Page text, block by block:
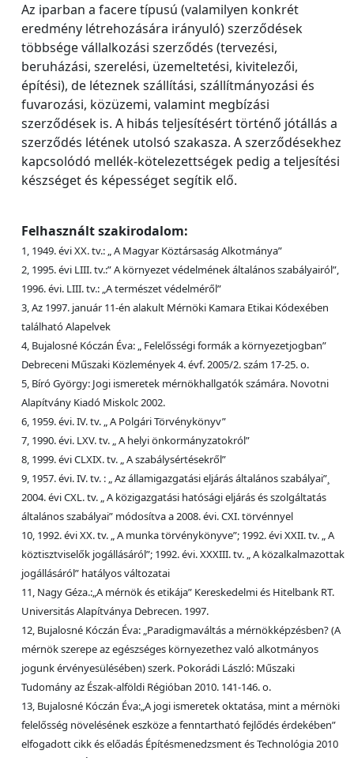
Az iparban a facere típusú (valamilyen konkrét
eredmény létrehozására irányuló) szerződések
többsége vállalkozási szerződés (tervezési,
beruházási, szerelési, üzemeltetési, kivitelezői,
építési), de léteznek szállítási, szállítmányozási és
fuvarozási, közüzemi, valamint megbízási
szerződések is. A hibás teljesítésért történő jótállás a
szerződés létének utolsó szakasza. A szerződésekhez
kapcsolódó mellék-kötelezettségek pedig a teljesítési
készséget és képességet segítik elő.
Felhasznált szakirodalom:
1, 1949. évi XX. tv.: „ A Magyar Köztársaság Alkotmánya”
2, 1995. évi LIII. tv.:” A környezet védelmének általános szabályairól”,
1996. évi. LIII. tv.: „A természet védelméről”
3, Az 1997. január 11-én alakult Mérnöki Kamara Etikai Kódexében
található Alapelvek
4, Bujalosné Kóczán Éva: „ Felelősségi formák a környezetjogban”
Debreceni Műszaki Közlemények 4. évf. 2005/2. szám 17-25. o.
5, Bíró György: Jogi ismeretek mérnökhallgatók számára. Novotni
Alapítvány Kiadó Miskolc 2002.
6, 1959. évi. IV. tv. „ A Polgári Törvénykönyv”
7, 1990. évi. LXV. tv. „ A helyi önkormányzatokról”
8, 1999. évi CLXIX. tv. „ A szabálysértésekről”
9, 1957. évi. IV. tv. : „ Az államigazgatási eljárás általános szabályai”¸
2004. évi CXL. tv. „ A közigazgatási hatósági eljárás és szolgáltatás
általános szabályai” módosítva a 2008. évi. CXI. törvénnyel
10, 1992. évi XX. tv. „ A munka törvénykönyve”; 1992. évi XXII. tv. „ A
köztisztviselők jogállásáról”; 1992. évi. XXXIII. tv. „ A közalkalmazottak
jogállásáról” hatályos változatai
11, Nagy Géza.:„A mérnök és etikája” Kereskedelmi és Hitelbank RT.
Universitás Alapítványa Debrecen. 1997.
12, Bujalosné Kóczán Éva: „Paradigmaváltás a mérnökképzésben? (A
mérnök szerepe az egészséges környezethez való alkotmányos
jogunk érvényesülésében) szerk. Pokorádi László: Műszaki
Tudomány az Észak-alföldi Régióban 2010. 141-146. o.
13, Bujalosné Kóczán Éva:„A jogi ismeretek oktatása, mint a mérnöki
felelősség növelésének eszköze a fenntartható fejlődés érdekében”
elfogadott cikk és előadás Építésmenedzsment és Technológia 2010